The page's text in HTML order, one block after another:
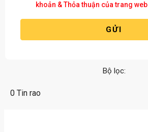
khoản & Thỏa thuận của trang web
GỬI
0 Tin rao
Bộ lọc: